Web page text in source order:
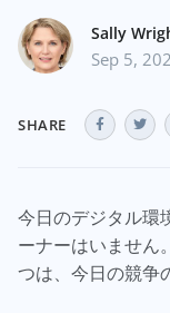
Sally
Sep 5,
SHARE
今日のデジタル環
ーナーはいません
つは、今日の競争